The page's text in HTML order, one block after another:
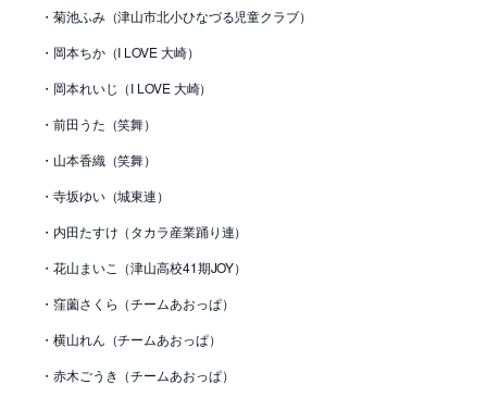
・菊池ふみ（津山市北小ひなづる児童クラブ）
・岡本ちか（I LOVE 大崎）
・岡本れいじ（I LOVE 大崎）
・前田うた（笑舞）
・山本香織（笑舞）
・寺坂ゆい（城東連）
・内田たすけ（タカラ産業踊り連）
・花山まいこ（津山高校41期JOY）
・窪薗さくら（チームあおっぱ）
・横山れん（チームあおっぱ）
・赤木ごうき（チームあおっぱ）